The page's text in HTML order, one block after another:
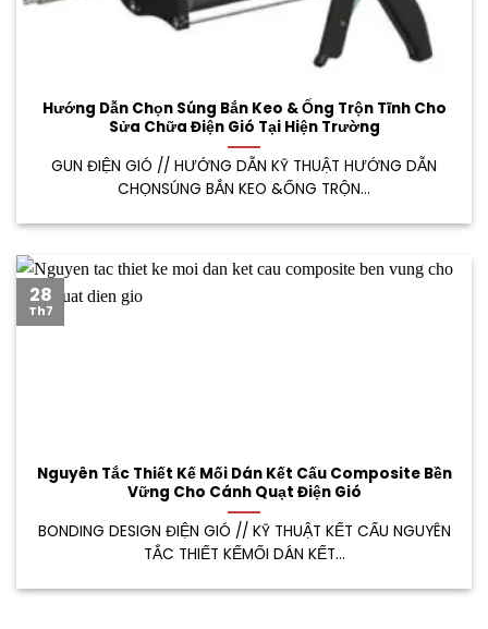
Hướng Dẫn Chọn Súng Bắn Keo & Ống Trộn Tĩnh Cho
Sửa Chữa Điện Gió Tại Hiện Trường
GUN ĐIỆN GIÓ // HƯỚNG DẪN KỸ THUẬT HƯỚNG DẪN
CHỌNSÚNG BẮN KEO &ỐNG TRỘN...
Nguyên Tắc Thiết Kế Mối Dán Kết Cấu Composite Bền
Vững Cho Cánh Quạt Điện Gió
BONDING DESIGN ĐIỆN GIÓ // KỸ THUẬT KẾT CẤU NGUYÊN
TẮC THIẾT KẾMỐI DÁN KẾT...
28
Th7